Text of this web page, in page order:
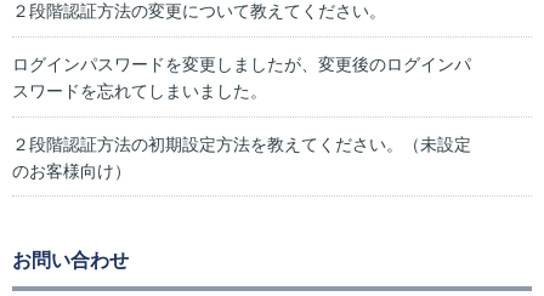
２段階認証方法の変更について教えてください。
ログインパスワードを変更しましたが、変更後のログインパ
スワードを忘れてしまいました。
２段階認証方法の初期設定方法を教えてください。（未設定
のお客様向け）
お問い合わせ